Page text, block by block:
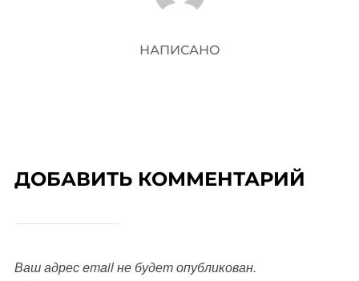
НАПИСАНО
ДОБАВИТЬ КОММЕНТАРИЙ
Ваш адрес email не будет опубликован.